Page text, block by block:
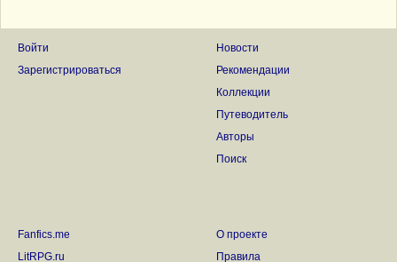
Войти
Зарегистрироваться
Новости
Рекомендации
Коллекции
Путеводитель
Авторы
Поиск
Fanfics.me
LitRPG.ru
О проекте
Правила